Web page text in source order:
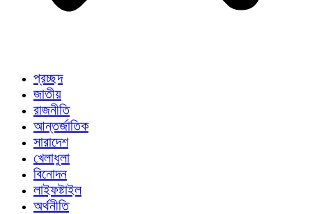
প্রচ্ছদ
জাতীয়
রাজনীতি
আন্তর্জাতিক
সারাদেশ
খেলাধুলা
বিনোদন
লাইফষ্টাইল
অর্থনীতি